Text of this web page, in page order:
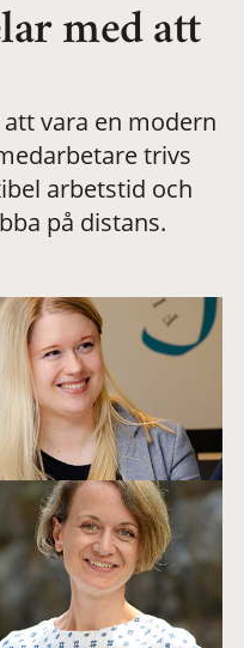
med att
vara en modern
trivs
arbetstid och
på distans.